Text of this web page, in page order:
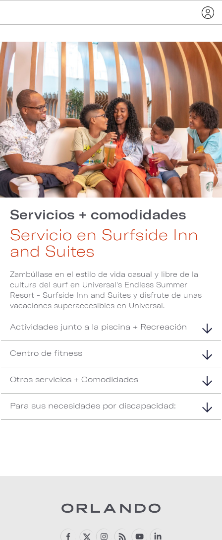
Servicios + comodidades
Servicio en Surfside Inn
and Suites
Zambúllase en el estilo de vida casual y libre de la
cultura del surf en Universal's Endless Summer
Resort - Surfside Inn and Suites y disfrute de unas
vacaciones superaccesibles en Universal.
Actividades junto a la piscina + Recreación
Centro de fitness
Otros servicios + Comodidades
Para sus necesidades por discapacidad: